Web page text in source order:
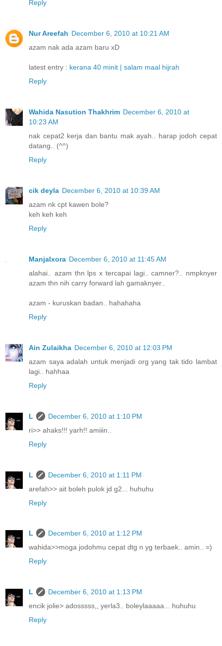
Reply
Nur Areefah December 6, 2010 at 10:21 AM
azam nak ada azam baru xD
latest entry : kerana 40 minit | salam maal hijrah
Reply
Wahida Nasution Thakhrim December 6, 2010 at
10:23 AM
nak cepat2 kerja dan bantu mak ayah.. harap jodoh cepat
datang.. (^^)
Reply
cik deyla December 6, 2010 at 10:39 AM
azam nk cpt kawen bole?
keh keh keh
Reply
ManjaIxora December 6, 2010 at 11:45 AM
alahai.. azam thn lps x tercapai lagi.. camner?.. nmpknyer
azam thn nih carry forward lah gamaknyer..
azam - kuruskan badan.. hahahaha
Reply
Ain Zulaikha December 6, 2010 at 12:03 PM
azam saya adalah untuk menjadi org yang tak tido lambat
lagi.. hahhaa
Reply
L
December 6, 2010 at 1:10 PM
ri>> ahaks!!! yarh!! amiiin..
Reply
L
December 6, 2010 at 1:11 PM
arefah>> ait boleh pulok jd g2... huhuhu
Reply
L
December 6, 2010 at 1:12 PM
wahida>>moga jodohmu cepat dtg n yg terbaek.. amin.. =)
Reply
L
December 6, 2010 at 1:13 PM
encik jolie> adosssss,, yerla3.. boleylaaaaa... huhuhu
Reply